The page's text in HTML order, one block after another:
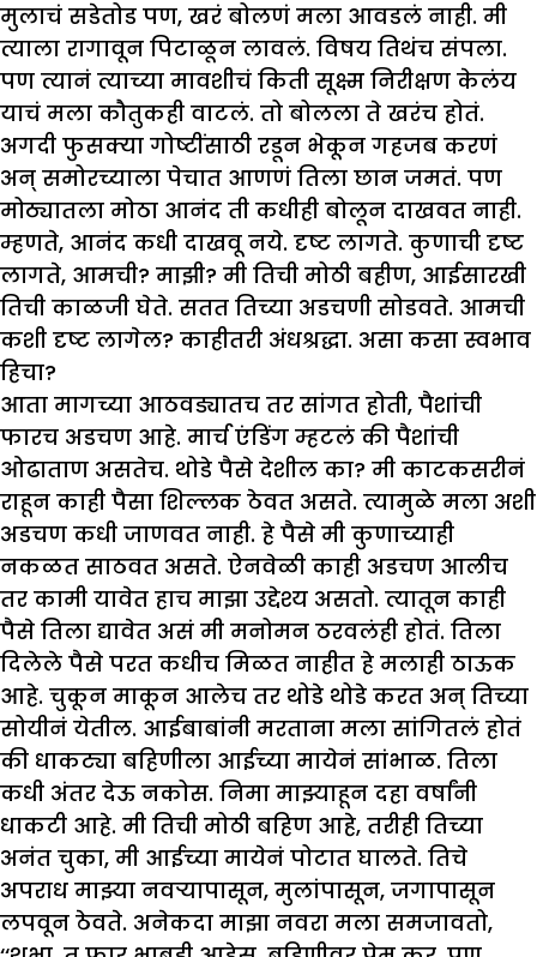
मुलाचं सडेतोड पण, खरं बोलणं मला आवडलं नाही. मी
त्याला रागावून पिटाळून लावलं. विषय तिथंच संपला.
पण त्यानं त्याच्या मावशीचं किती सूक्ष्म निरीक्षण केलंय
याचं मला कौतुकही वाटलं. तो बोलला ते खरंच होतं.
अगदी फुसक्या गोष्टींसाठी रडून भेकून गहजब करणं
अन् समोरच्याला पेचात आणणं तिला छान जमतं. पण
मोठ्यातला मोठा आनंद ती कधीही बोलून दाखवत नाही.
म्हणते, आनंद कधी दाखवू नये. दृष्ट लागते. कुणाची दृष्ट
लागते, आमची? माझी? मी तिची मोठी बहीण, आईसारखी
तिची काळजी घेते. सतत तिच्या अडचणी सोडवते. आमची
कशी दृष्ट लागेल? काहीतरी अंधश्रद्धा. असा कसा स्वभाव
हिचा?
आता मागच्या आठवड्यातच तर सांगत होती, पैशांची
फारच अडचण आहे. मार्च एंडिंग म्हटलं की पैशांची
ओढाताण असतेच. थोडे पैसे देशील का? मी काटकसरीनं
राहून काही पैसा शिल्लक ठेवत असते. त्यामुळे मला अशी
अडचण कधी जाणवत नाही. हे पैसे मी कुणाच्याही
नकळत साठवत असते. ऐनवेळी काही अडचण आलीच
तर कामी यावेत हाच माझा उद्देश्य असतो. त्यातून काही
पैसे तिला द्यावेत असं मी मनोमन ठरवलंही होतं. तिला
दिलेले पैसे परत कधीच मिळत नाहीत हे मलाही ठाऊक
आहे. चुकून माकून आलेच तर थोडे थोडे करत अन् तिच्या
सोयीनं येतील. आईबाबांनी मरताना मला सांगितलं होतं
की धाकट्या बहिणीला आईच्या मायेनं सांभाळ. तिला
कधी अंतर देऊ नकोस. निमा माझ्याहून दहा वर्षांनी
धाकटी आहे. मी तिची मोठी बहिण आहे, तरीही तिच्या
अनंत चुका, मी आईच्या मायेनं पोटात घालते. तिचे
अपराध माझ्या नवऱ्यापासून, मुलांपासून, जगापासून
लपवून ठेवते. अनेकदा माझा नवरा मला समजावतो,